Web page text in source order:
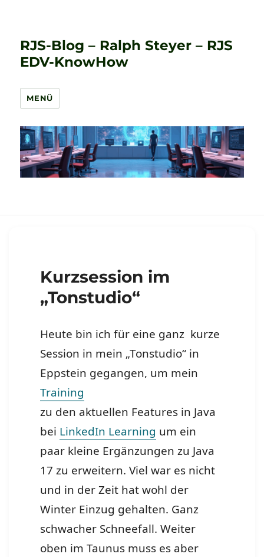
RJS-Blog – Ralph Steyer – RJS
EDV-KnowHow
MENÜ
Kurzsession im
„Tonstudio“
Heute bin ich für eine ganz kurze
Session in mein „Tonstudio“ in
Eppstein gegangen, um mein
Training
zu den aktuellen Features in Java
bei LinkedIn Learning um ein
paar kleine Ergänzungen zu Java
17 zu erweitern. Viel war es nicht
und in der Zeit hat wohl der
Winter Einzug gehalten. Ganz
schwacher Schneefall. Weiter
oben im Taunus muss es aber